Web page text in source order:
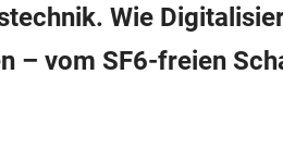
Wie
– vom SF6-freien